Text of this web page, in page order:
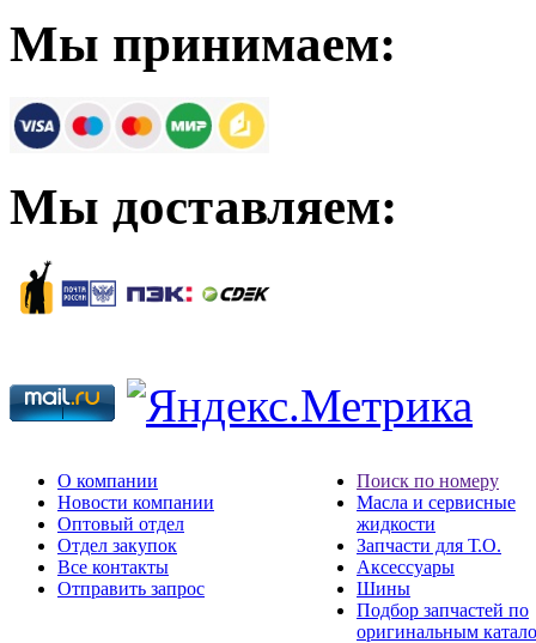
Мы принимаем:
Мы доставляем:
О компании
Новости компании
Оптовый отдел
Отдел закупок
Все контакты
Отправить запрос
Поиск по номеру
Масла и сервисные
жидкости
Запчасти для Т.О.
Аксессуары
Шины
Подбор запчастей по
оригинальным